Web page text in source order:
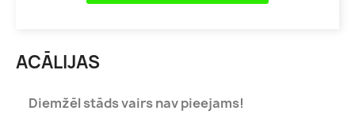
ACĀLIJAS
Diemžēl stāds vairs nav pieejams!